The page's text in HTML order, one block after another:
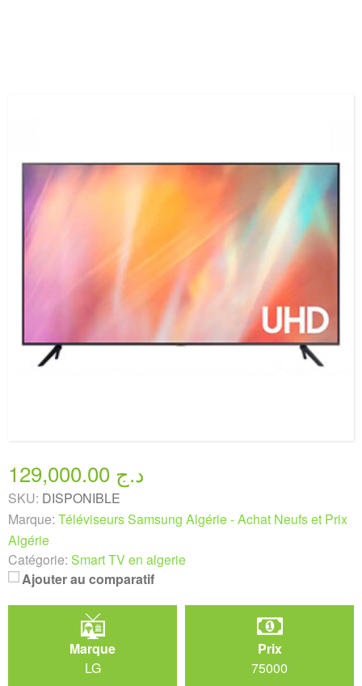
129,000.00 د.ج
SKU: DISPONIBLE
Marque: Téléviseurs Samsung Algérie - Achat Neufs et Prix
Algérie
Catégorie: Smart TV en algerie
Ajouter au comparatif
Marque
LG
Prix
75000